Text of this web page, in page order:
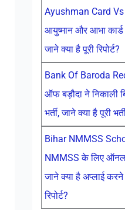
Ayushman Card Vs
आयुष्मान और आभा
जाने क्या है पूरी रिपोर्ट?
Bank Of Baroda
ऑफ बड़ौदा ने निकाली
भर्ती, जाने क्या है पूरी
Bihar NMMSS
NMMSS के लिए
जाने क्या है अप्लाई
रिपोर्ट?